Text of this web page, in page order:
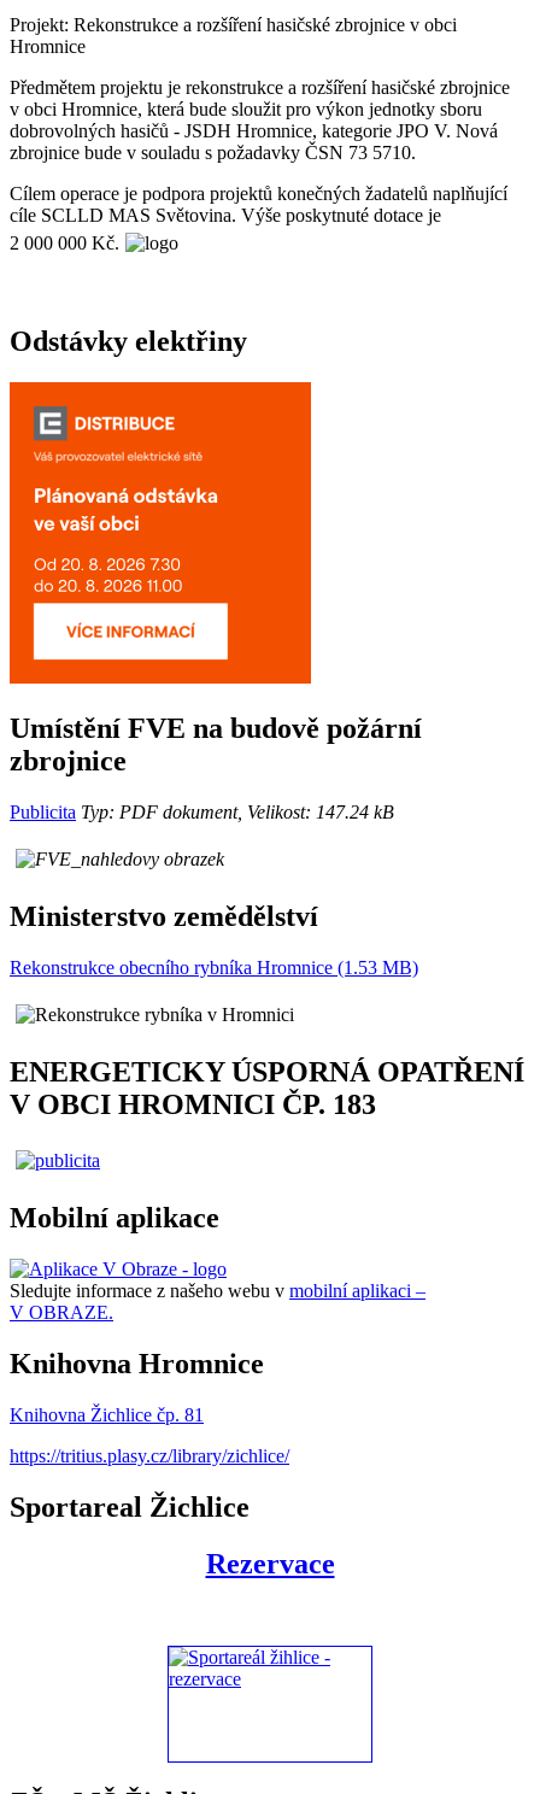
Projekt: Rekonstrukce a rozšíření hasičské zbrojnice v obci
Hromnice
Předmětem projektu je rekonstrukce a rozšíření hasičské zbrojnice
v obci Hromnice, která bude sloužit pro výkon jednotky sboru
dobrovolných hasičů - JSDH Hromnice, kategorie JPO V. Nová
zbrojnice bude v souladu s požadavky ČSN 73 5710.
Cílem operace je podpora projektů konečných žadatelů naplňující
cíle SCLLD MAS Světovina. Výše poskytnuté dotace je
2 000 000 Kč.
Odstávky elektřiny
Umístění FVE na budově požární
zbrojnice
Publicita Typ: PDF dokument, Velikost: 147.24 kB
Ministerstvo zemědělství
Rekonstrukce obecního rybníka Hromnice (1.53 MB)
ENERGETICKY ÚSPORNÁ OPATŘENÍ
V OBCI HROMNICI ČP. 183
Mobilní aplikace
Sledujte informace z našeho webu v mobilní aplikaci –
V OBRAZE.
Knihovna Hromnice
Knihovna Žichlice čp. 81
https://tritius.plasy.cz/library/zichlice/
Sportareal Žichlice
Rezervace